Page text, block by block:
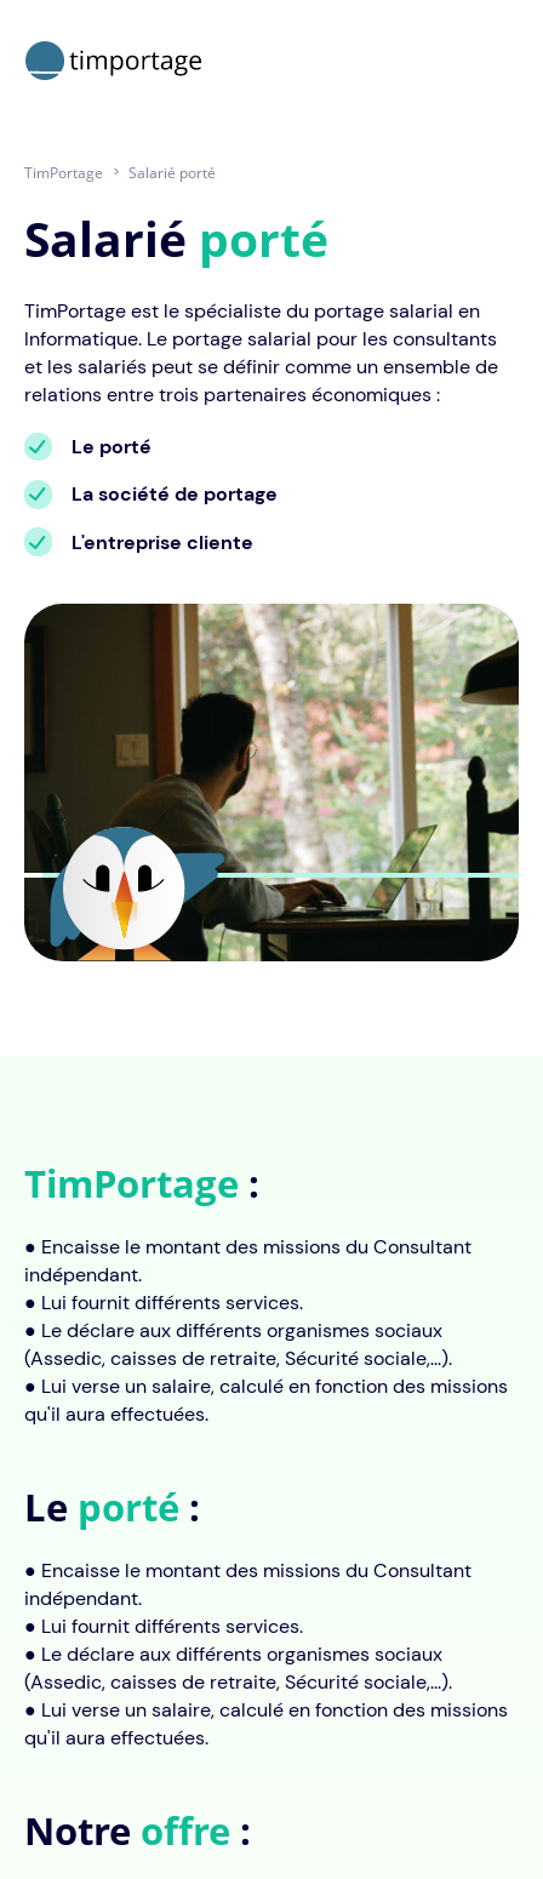
TimPortage > Salarié porté
Salarié porté
TimPortage est le spécialiste du portage salarial en
Informatique. Le portage salarial pour les consultants
et les salariés peut se définir comme un ensemble de
relations entre trois partenaires économiques :
Le porté
La société de portage
L'entreprise cliente
TimPortage :
● Encaisse le montant des missions du Consultant
indépendant.
● Lui fournit différents services.
● Le déclare aux différents organismes sociaux
(Assedic, caisses de retraite, Sécurité sociale,...).
● Lui verse un salaire, calculé en fonction des missions
qu'il aura effectuées.
Le porté :
● Encaisse le montant des missions du Consultant
indépendant.
● Lui fournit différents services.
● Le déclare aux différents organismes sociaux
(Assedic, caisses de retraite, Sécurité sociale,...).
● Lui verse un salaire, calculé en fonction des missions
qu'il aura effectuées.
Notre offre :